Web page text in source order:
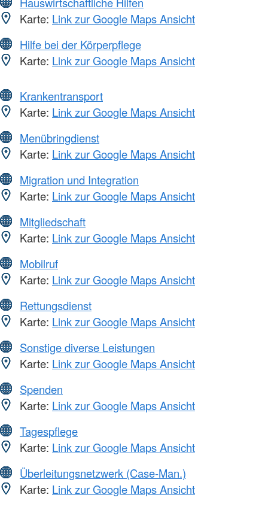
Karte: Link zur Google Maps Ansicht
Hilfe bei der Körperpflege
Karte: Link zur Google Maps Ansicht
Krankentransport
Karte: Link zur Google Maps Ansicht
Menübringdienst
Karte: Link zur Google Maps Ansicht
Migration und Integration
Karte: Link zur Google Maps Ansicht
Mitgliedschaft
Karte: Link zur Google Maps Ansicht
Mobilruf
Karte: Link zur Google Maps Ansicht
Rettungsdienst
Karte: Link zur Google Maps Ansicht
Sonstige diverse Leistungen
Karte: Link zur Google Maps Ansicht
Spenden
Karte: Link zur Google Maps Ansicht
Tagespflege
Karte: Link zur Google Maps Ansicht
Überleitungsnetzwerk (Case-Man.)
Karte: Link zur Google Maps Ansicht